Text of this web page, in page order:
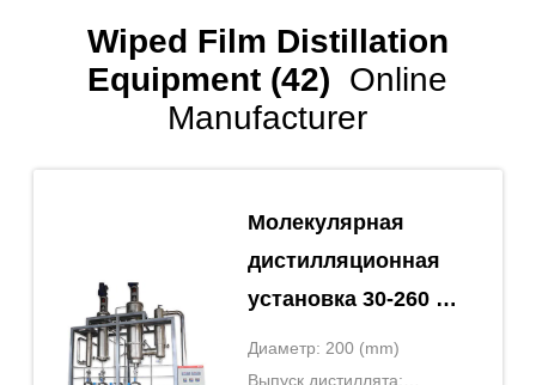
Wiped Film Distillation
Equipment (42) Online
Manufacturer
Молекулярная
дистилляционная
установка 30-260 л
с очищенной
маслом пленкой
Диаметр: 200 (mm)
Выпуск дистиллята: